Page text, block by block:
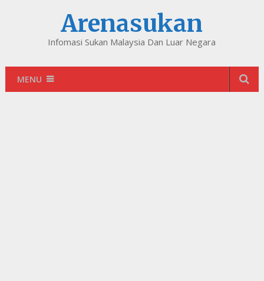
Arenasukan
Infomasi Sukan Malaysia Dan Luar Negara
MENU